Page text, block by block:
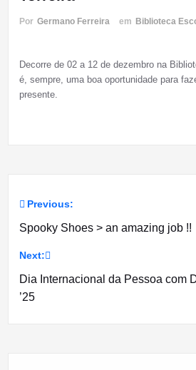
Por Germano Ferreira em Biblioteca
Decorre de 02 a 12 de dezembro na
é, sempre, uma boa oportunidade para
presente.
Navegação
de
artigos
Previous:
Spooky Shoes > an amazing job !!
Next:
Dia Internacional da Pessoa com
’25